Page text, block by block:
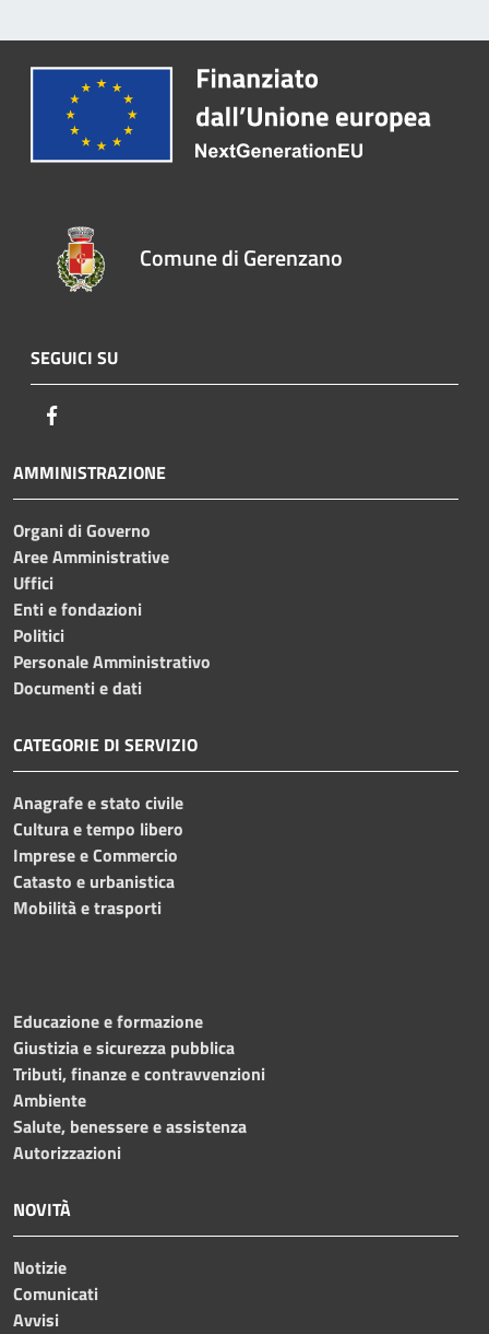
Comune di Gerenzano
SEGUICI SU
AMMINISTRAZIONE
Organi di Governo
Aree Amministrative
Uffici
Enti e fondazioni
Politici
Personale Amministrativo
Documenti e dati
CATEGORIE DI SERVIZIO
Anagrafe e stato civile
Cultura e tempo libero
Imprese e Commercio
Catasto e urbanistica
Mobilità e trasporti
Educazione e formazione
Giustizia e sicurezza pubblica
Tributi, finanze e contravvenzioni
Ambiente
Salute, benessere e assistenza
Autorizzazioni
NOVITÀ
Notizie
Comunicati
Avvisi